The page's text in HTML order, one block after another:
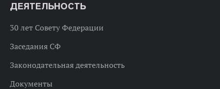
ДЕЯТЕЛЬНОСТЬ
30 лет Совету Федерации
Заседания СФ
Законодательная деятельность
Документы